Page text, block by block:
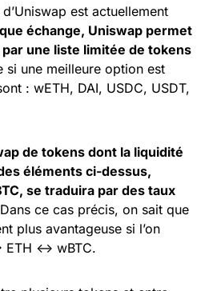
est actuellement
échange, Uniswap permet
une liste limitée de tokens
si une meilleure option est
: wETH, DAI, USDC, USDT,
de tokens dont la liquidité
éléments ci-dessus,
se traduira par des taux
Dans ce cas précis, on sait que
plus avantageuse si l’on
ETH <-> wBTC.